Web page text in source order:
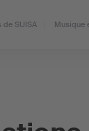
de SUISA Musique